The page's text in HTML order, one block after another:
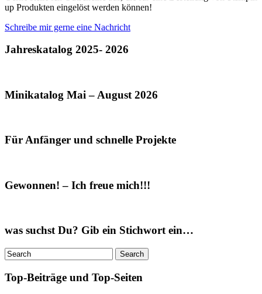
up Produkten eingelöst werden können!
Schreibe mir gerne eine Nachricht
Jahreskatalog 2025- 2026
Minikatalog Mai – August 2026
Für Anfänger und schnelle Projekte
Gewonnen! – Ich freue mich!!!
was suchst Du? Gib ein Stichwort ein…
Top-Beiträge und Top-Seiten